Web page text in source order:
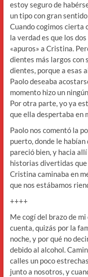
estoy seguro de
un tipo con gran
Cuando cogimos cierta
la verdad es que los
«apuros» a Cristina.
dientes más largos con
dientes, porque a esas
Paolo deseaba
momento hizo un
Por otra parte, yo ya
que ella despertaba en
Paolo nos comentó la
puerto, donde le
pareció bien, y hacia
historias divertidas
Cristina caminaba en
que nos estábamos
++++
Me cogí del brazo de
cuenta, quizás por la
noche, y por qué no
debido al alcohol.
calles un poco
junto a nosotros, y